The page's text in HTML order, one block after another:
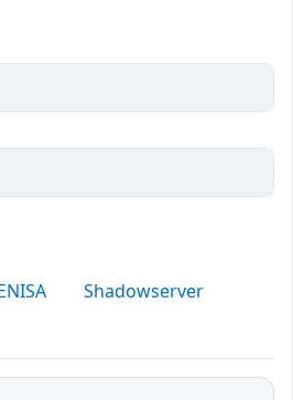
Shadowserver